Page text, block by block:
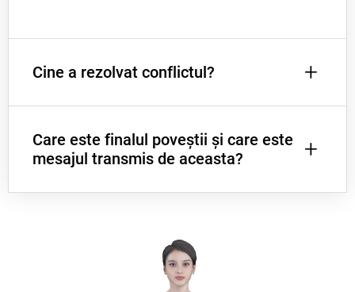
Secvența 3
Cine a rezolvat conflictul? +
Secvența 4
Care este finalul poveștii și care este
mesajul transmis de aceasta?
+